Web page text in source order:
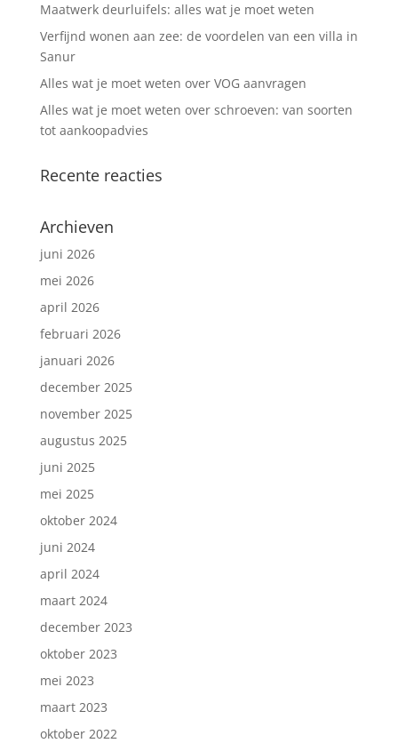
Maatwerk deurluifels: alles wat je moet weten
Verfijnd wonen aan zee: de voordelen van een villa in
Sanur
Alles wat je moet weten over VOG aanvragen
Alles wat je moet weten over schroeven: van soorten
tot aankoopadvies
Recente reacties
Archieven
juni 2026
mei 2026
april 2026
februari 2026
januari 2026
december 2025
november 2025
augustus 2025
juni 2025
mei 2025
oktober 2024
juni 2024
april 2024
maart 2024
december 2023
oktober 2023
mei 2023
maart 2023
oktober 2022